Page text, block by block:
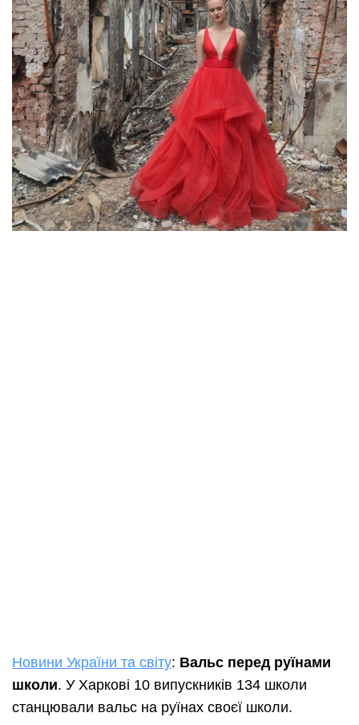
Новини України та світу: Вальс перед руїнами
школи. У Харкові 10 випускників 134 школи
станцювали вальс на руїнах своєї школи.